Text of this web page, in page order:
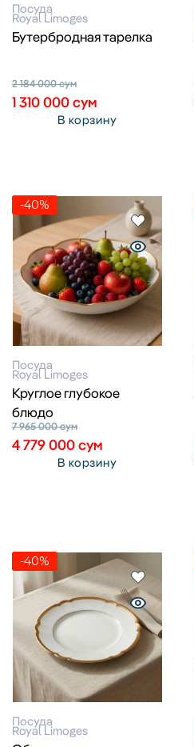
Посуда
Royal Limoges
Бутербродная тарелка
2 184 000сум
1 310 000сум
В корзину
-40%
Посуда
Royal Limoges
Круглое глубокое
блюдо
7 965 000сум
4 779 000сум
В корзину
-40%
Посуда
Royal Limoges